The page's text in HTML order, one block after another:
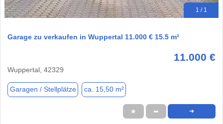
1 / 1
Garage zu verkaufen in Wuppertal 11.000 € 15.5 m²
11.000 €
Wuppertal, 42329
Garagen / Stellplätze ca. 15,50 m²
★ ➦ ➜